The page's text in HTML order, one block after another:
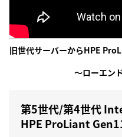
旧世代サーバーからHPE
～ローエン
第5世代/第4世代
HPE ProLiant